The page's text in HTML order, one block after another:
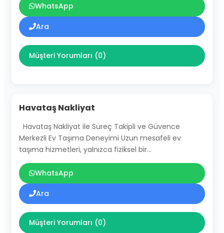
WhatsApp
Ara
Müşteri Yorumları (0)
Havataş Nakliyat
Havataş Nakliyat ile Süreç Takipli ve Güvence
Merkezli Ev Taşıma Deneyimi Uzun mesafeli ev
taşıma hizmetleri, yalnızca fiziksel bir…
WhatsApp
Ara
Müşteri Yorumları (0)